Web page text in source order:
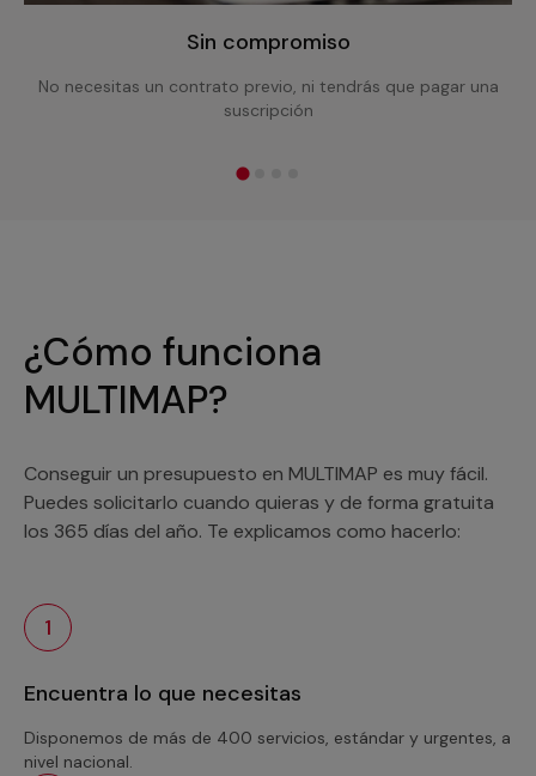
Sin compromiso
No necesitas un contrato previo, ni tendrás que pagar una
suscripción
¿Cómo funciona
MULTIMAP?
Conseguir un presupuesto en MULTIMAP es muy fácil.
Puedes solicitarlo cuando quieras y de forma gratuita
los 365 días del año. Te explicamos como hacerlo:
1
Encuentra lo que necesitas
Disponemos de más de 400 servicios, estándar y urgentes, a
nivel nacional.